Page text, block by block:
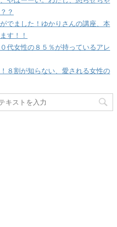
？
でました！ゆかりさんの講座、本
す！！
代女性の８５％が持っているアレ
８割が知らない、愛される女性の